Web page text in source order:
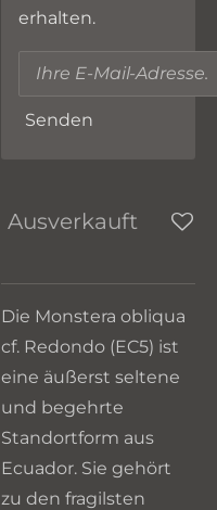
erhalten.
Senden
Ausverkauft
Die Monstera obliqua
cf. Redondo (EC5) ist
eine äußerst seltene
und begehrte
Standortform aus
Ecuador. Sie gehört
zu den fragilsten